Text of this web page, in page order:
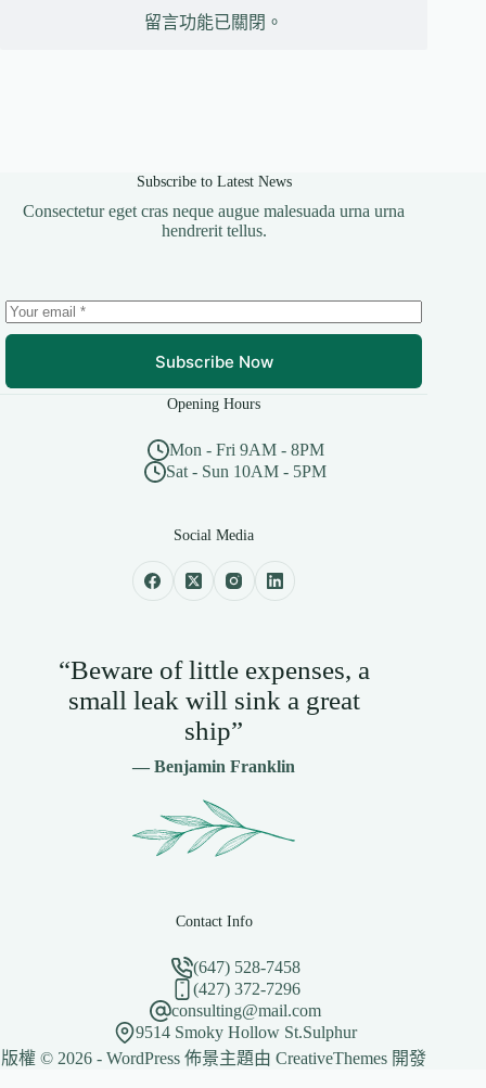
留言功能已關閉。
Subscribe to Latest News
Consectetur eget cras neque augue malesuada urna urna
hendrerit tellus.
Subscribe Now
Opening Hours
Mon - Fri 9AM - 8PM
Sat - Sun 10AM - 5PM
Social Media
“Beware of little expenses, a
small leak will sink a great
ship”
— Benjamin Franklin
Contact Info
(647) 528-7458
(427) 372-7296
consulting@mail.com
9514 Smoky Hollow St.Sulphur
版權 © 2026 - WordPress 佈景主題由CreativeThemes 開發